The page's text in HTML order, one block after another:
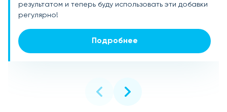
результатом и теперь буду использовать эти добавки
регулярно!
Подробнее